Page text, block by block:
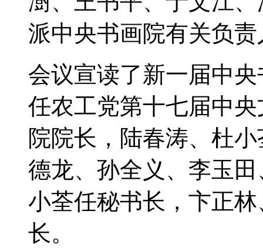
派中央书画院有关负
会议宣读了新一届中
任农工党第十七届中
院院长，陆春涛、杜
德龙、孙全义、李玉
小荃任秘书长，卞正
长。